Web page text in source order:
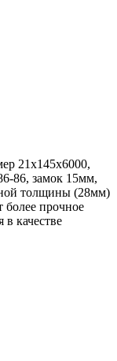
21x145x6000,
86, замок 15мм,
толщины (28мм)
более прочное
качестве